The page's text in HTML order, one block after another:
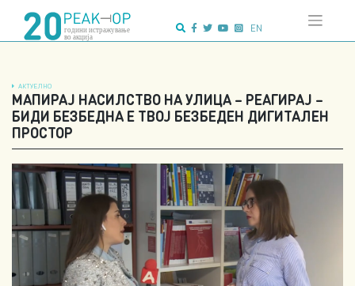
content
EN
АКТУЕЛНО
МАПИРАЈ НАСИЛСТВО НА УЛИЦА – РЕАГИРАЈ –
БИДИ БЕЗБЕДНА Е ТВОЈ БЕЗБЕДЕН ДИГИТАЛЕН
ПРОСТОР